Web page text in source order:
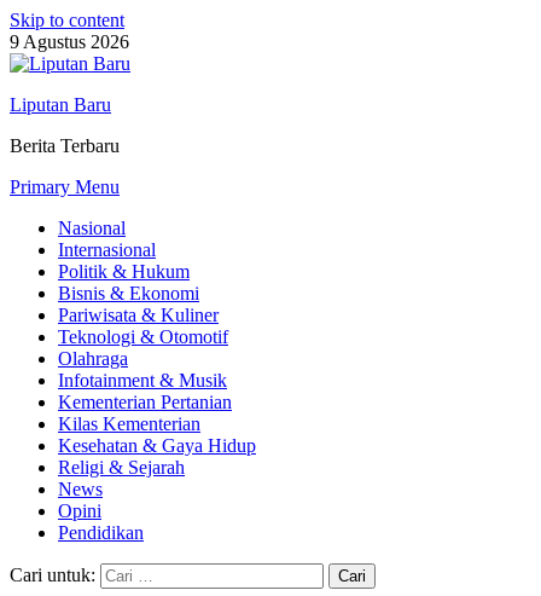
Skip to content
9 Agustus 2026
Liputan Baru
Berita Terbaru
Primary Menu
Nasional
Internasional
Politik & Hukum
Bisnis & Ekonomi
Pariwisata & Kuliner
Teknologi & Otomotif
Olahraga
Infotainment & Musik
Kementerian Pertanian
Kilas Kementerian
Kesehatan & Gaya Hidup
Religi & Sejarah
News
Opini
Pendidikan
Cari untuk: